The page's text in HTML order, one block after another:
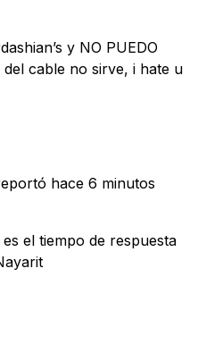
y NO PUEDO
del cable no sirve, i hate u
hace 6 minutos
el tiempo de respuesta